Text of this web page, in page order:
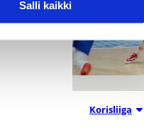
Salli kaikki
Korisliiga